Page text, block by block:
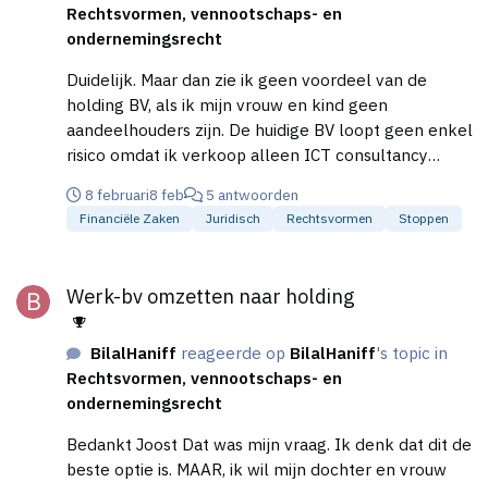
Rechtsvormen, vennootschaps- en
ondernemingsrecht
Duidelijk. Maar dan zie ik geen voordeel van de
holding BV, als ik mijn vrouw en kind geen
aandeelhouders zijn. De huidige BV loopt geen enkel
risico omdat ik verkoop alleen ICT consultancy
te zetten of andere zaken te beginnen. Mis ik een
voordeel van de holding structuur in mijn geval,
8 februari8 feb 5 antwoorden
Financiële Zaken Juridisch Rechtsvormen Stoppen
Werk-bv omzetten naar holding
BilalHaniff reageerde op BilalHaniff's topic in
Rechtsvormen, vennootschaps- en
ondernemingsrecht
Bedankt Joost Dat was mijn vraag. Ik denk dat dit de
beste optie is. MAAR, ik wil mijn dochter en vrouw